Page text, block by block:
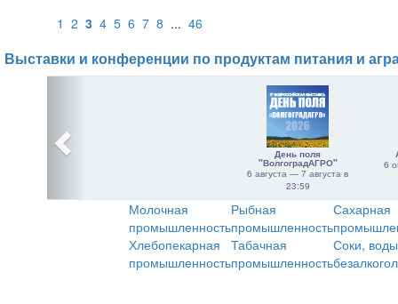
1 2 3 4 5 6 7 8 ... 46
Выставки и конференции по продуктам питания и
День поля
"ВолгоградАГРО"
6 августа — 7 августа в
23:59
6
Молочная
промышленность
Рыбная
промышленность
Сахарная
Хлебопекарная
промышленность
Табачная
промышленность
Соки,